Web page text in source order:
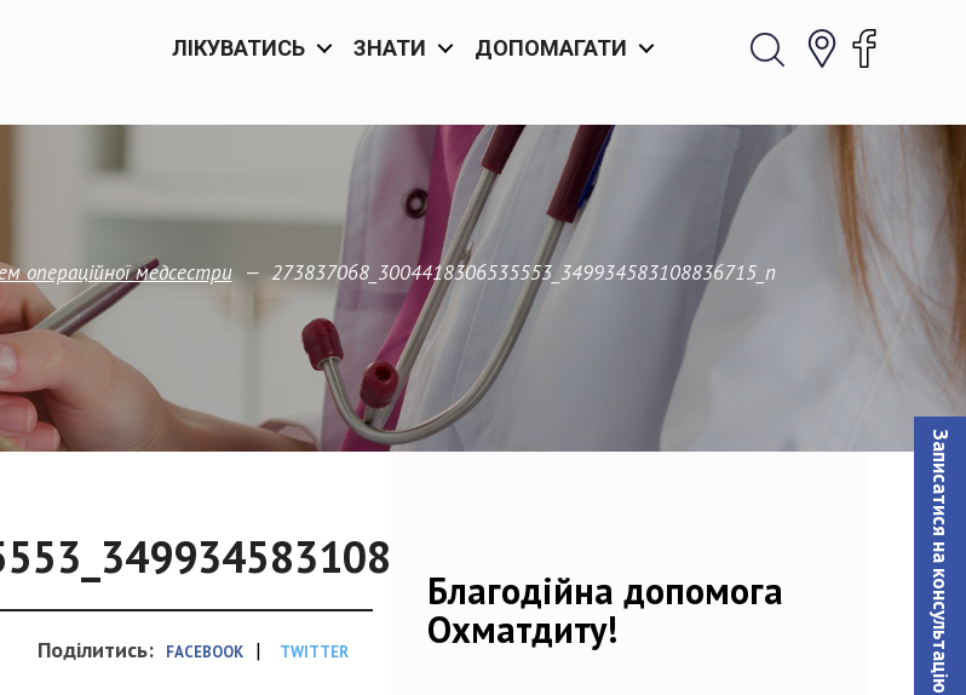
Записатися на консультацiю
ЛІКУВАТИСЬ ЗНАТИ ДОПОМАГАТИ
операційної медсестри — 273837068_3004418306535553_349934583108836715_n
Поділитись: FACEBOOK | TWITTER
Благодійна допомога
Охматдиту!